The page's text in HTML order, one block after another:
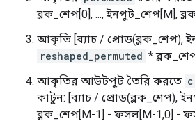
ব্লক_শেপ[0], ..., ইনপুট_শেপ[M],
আকৃতি [ব্যাচ / প্রোড(ব্লক_শেপ),
reshaped_permuted *
আকৃতির আউটপুট তৈরি করতে
কাটুন: [ব্যাচ / প্রোড(ব্লক_শেপ),
ব্লক_শেপ[M-1] - ফসল[M-1,0] -